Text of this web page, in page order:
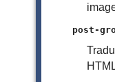
post-